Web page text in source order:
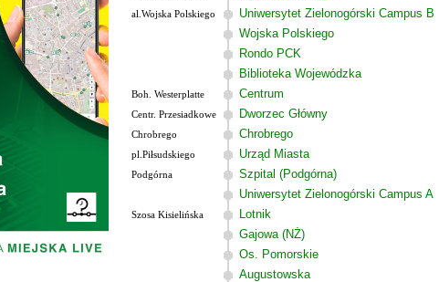
al.Wojska Polskiego Uniwersytet Zielonogórski Campus B
Wojska Polskiego
Rondo PCK
Biblioteka Wojewódzka
Boh. Westerplatte Centrum
Centr. Przesiadkowe Dworzec Główny
Chrobrego Chrobrego
pl.Piłsudskiego Urząd Miasta
Podgórna Szpital (Podgórna)
Uniwersytet Zielonogórski Campus A
Szosa Kisielińska Lotnik
Gajowa (NŻ)
Os. Pomorskie
Augustowska